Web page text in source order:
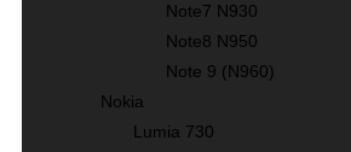
Note7 N930
Note8 N950
Note 9 (N960)
Nokia
Lumia 730